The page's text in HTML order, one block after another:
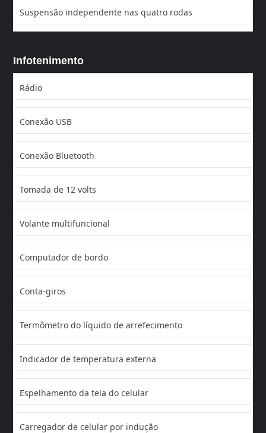
Suspensão independente nas quatro rodas
Infotenimento
Rádio
Conexão USB
Conexão Bluetooth
Tomada de 12 volts
Volante multifuncional
Computador de bordo
Conta-giros
Termômetro do líquido de arrefecimento
Indicador de temperatura externa
Espelhamento da tela do celular
Carregador de celular por indução